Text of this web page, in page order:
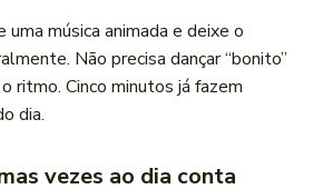
uma música animada e deixe o
Não precisa dançar “bonito”
ritmo. Cinco minutos já fazem
dia.
vezes ao dia conta